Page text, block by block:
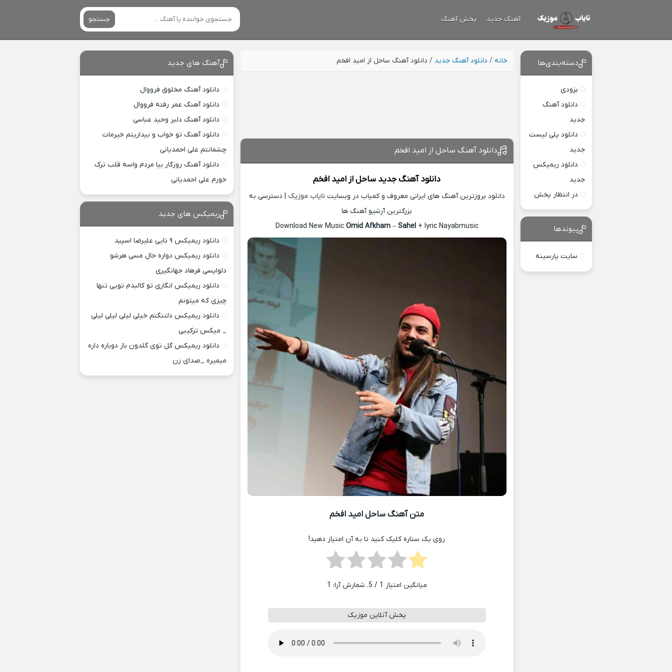
آهنگ جدید پخش آهنگ جستجو
خانه / دانلود آهنگ جدید / دانلود آهنگ ساحل از امید افخم
دانلود آهنگ ساحل از امید افخم
دانلود آهنگ جدید ساحل ازامید افخم
دانلود بروزترین آهنگ های ایرانی معروف و کمیاب در وبسایتنایاب موزیک | دسترسی به
بزرگترین آرشیو آهنگ ها
Download New Music Omid Afkham– Sahel+ lyric Nayabmusic
متن آهنگ ساحل امید افخم
روی یک ستاره کلیک کنید تا به آن امتیاز دهید!
میانگین امتیاز 1 / 5. شمارش آرا: 1
پخش آنلاین موزیک
دسته‌بندی‌ها
بزودی
دانلود آهنگ
جدید
دانلود پلی لیست
جدید
دانلود ریمیکس
جدید
در انتظار پخش
پیوندها
سایت پارسینه
آهنگ های جدید
دانلود آهنگ مخلوق فرووال
دانلود آهنگ عمر رفته فرووال
دانلود آهنگ دلبر وحید عباسی
دانلود آهنگ تو خواب و بیداریتم خیرمات
چشمانتم علی احمدیانی
دانلود آهنگ روزگار بیا مردم واسه قلب ترک
خورم علی احمدیانی
ریمیکس های جدید
دانلود ریمیکس ۹ تایی علیرضا اسپید
دانلود ریمیکس دواره حال مسی هرشو
دلواپسی فرهاد جهانگیری
دانلود ریمیکس انگاری تو کالبدم تویی تنها
چیزی که میتونم
دانلود ریمیکس دلتنگتم خیلی لیلی لیلی لیلی
_ میکس ترکیبی
دانلود ریمیکس گل توی گلدون باز دوباره داره
میمیره _صدای زن